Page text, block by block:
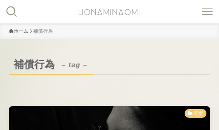
ホーム 補償行為
補償行為 – tag –
恋愛